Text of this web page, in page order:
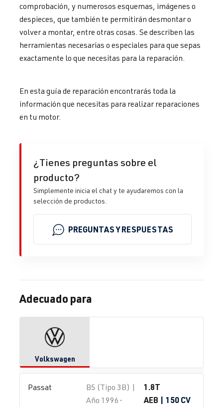
comprobación, y numerosos esquemas, imágenes o
despieces, que también te permitirán desmontar o
volver a montar, entre otras cosas. Se describen las
herramientas necesarias o especiales para que sepas
exactamente lo que necesitas para la reparación.
En esta guía de reparación encontrarás toda la
información que necesitas para realizar reparaciones
en tu motor.
¿Tienes preguntas sobre el
producto?
Simplemente inicia el chat y te ayudaremos con la
selección de productos.
PREGUNTAS Y RESPUESTAS
Adecuado para
Volkswagen
Passat
B5 (Tipo 3B) |
Año 1996-
1.8T
AEB | 150 CV